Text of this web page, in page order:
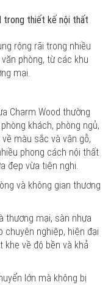
trong thiết kế nội thất
rộng rãi trong nhiều
phòng, từ các khu
mại.
Charm Wood thường
khách, phòng ngủ,
màu sắc và vân gỗ,
phong cách nội thất
đẹp vừa tiện nghi.
và không gian thương
thương mại, sàn nhựa
chuyên nghiệp, hiện đại
về độ bền và khả
lớn mà không bị